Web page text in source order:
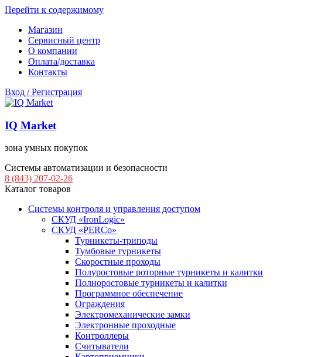
Перейти к содержимому
Магазин
Сервисный центр
О компании
Оплата/доставка
Контакты
Вход / Регистрация
IQ Market
зона умных покупок
Системы автоматизации и безопасности
8 (843) 207-02-26
Каталог товаров
Системы контроля и управления доступом
СКУД «IronLogic»
СКУД «PERCo»
Турникеты-триподы
Тумбовые турникеты
Скоростные проходы
Полуростовые роторные турникеты и калитки
Полноростовые турникеты и калитки
Программное обеспечение
Ограждения
Электромеханические замки
Электронные проходные
Контроллеры
Считыватели